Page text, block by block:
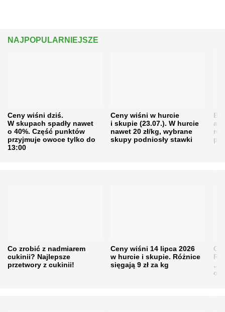
NAJPOPULARNIEJSZE
Ceny wiśni dziś.
W skupach spadły nawet
o 40%. Część punktów
przyjmuje owoce tylko do
13:00
Ceny wiśni w hurcie
i skupie (23.07.). W hurcie
nawet 20 zł/kg, wybrane
skupy podniosły stawki
Co zrobić z nadmiarem
cukinii? Najlepsze
przetwory z cukinii!
Ceny wiśni 14 lipca 2026
w hurcie i skupie. Różnice
sięgają 9 zł za kg